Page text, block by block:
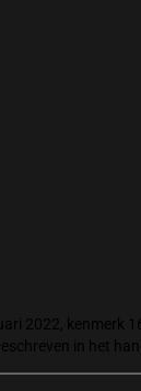
2022, kenmerk
in het